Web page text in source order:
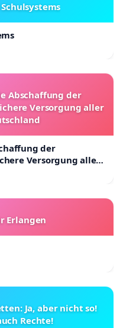
Abschaffung der
Versorgung aller
der
Versorgung aller
Erlangen
Ja, aber nicht so!
Rechte!